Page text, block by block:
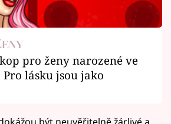
pro ženy narozené ve
lásku jsou jako